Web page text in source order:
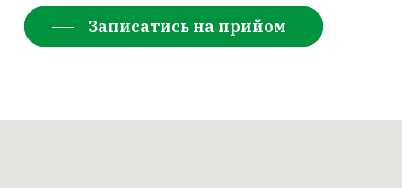
Записатись на прийом